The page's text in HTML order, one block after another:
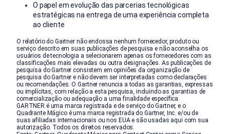
O papel em evolução das parcerias tecnológicas
estratégicas na entrega de uma experiência completa
ao cliente
O relatório do Gartner não endossa nenhum fornecedor, produto ou
serviço descrito em suas publicações de pesquisa e não aconselha os
usuários de tecnologia a selecionarem apenas os fornecedores com as
classificações mais elevadas ou outra designações. As publicações de
pesquisa do Gartner consistem em opiniões da organização de
pesquisa do Gartner e não devem ser interpretadas como declarações
ou recomendações. O Gartner renuncia a todas as garantias, expressas
ou implícitas, com relação a esta pesquisa, incluindo as garantias de
comercialização ou adequação a uma finalidade específica.
GARTNER é uma marca registrada e de serviço do Gartner, e o
Quadrante Mágico é uma marca registrada do Gartner, Inc. e/ou de
suas afiliadas internacionais ou nos EUA e são usadas aqui com sua
autorização. Todos os direitos reservados.